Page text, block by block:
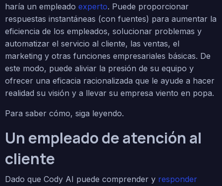
haría un empleado experto. Puede proporcionar
respuestas instantáneas (con fuentes) para aumentar la
eficiencia de los empleados, solucionar problemas y
automatizar el servicio al cliente, las ventas, el
marketing y otras funciones empresariales básicas. De
este modo, puede aliviar la presión de su equipo y
ofrecer una eficacia racionalizada que le ayude a hacer
realidad su visión y a llevar su empresa viento en popa.
Para saber cómo, siga leyendo.
Un empleado de atención al
cliente
Dado que Cody AI puede comprender y responder